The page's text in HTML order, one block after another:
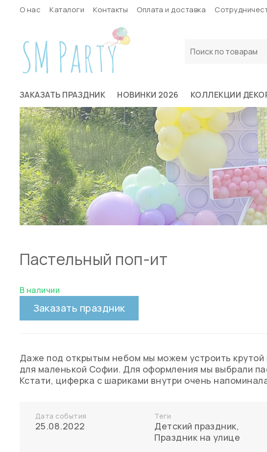
О нас Каталоги Контакты Оплата и доставка
ЗАКАЗАТЬ ПРАЗДНИК НОВИНКИ 2026 КОЛЛЕКЦИИ
Пастельный поп-ит
В наличии
Заказать праздник
Даже под открытым небом мы можем устроить крутой
для маленькой Софии. Для оформления мы выбрали
Кстати, циферка с шариками внутри очень
Дата события
25.08.2022
Теги
Детский праздник,
Праздник на улице